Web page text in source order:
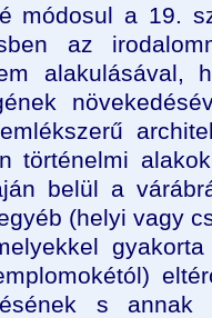
módosul a 19.
az
alakulásával,
történelmi
belül a
(helyi vagy
s annak